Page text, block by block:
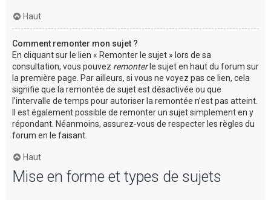
Haut
Comment remonter mon sujet ?
En cliquant sur le lien « Remonter le sujet » lors de sa
consultation, vous pouvez remonterle sujet en haut du forum sur
la première page. Par ailleurs, si vous ne voyez pas ce lien, cela
signifie que la remontée de sujet est désactivée ou que
l’intervalle de temps pour autoriser la remontée n’est pas atteint.
Il est également possible de remonter un sujet simplement en y
répondant. Néanmoins, assurez-vous de respecter les règles du
forum en le faisant.
Haut
Mise en forme et types de sujets